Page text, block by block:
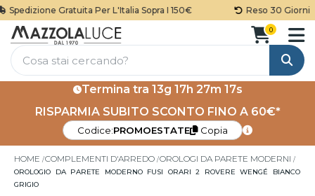
Gratuita Per L'Italia Sopra I 150€ Reso 30 Giorni
Cerca
0
Termina tra 13g 17h 27m 16s
RISPARMIA SUBITO SCONTO FINO A 60€*
Codice:PROMOESTATE Copia
HOME COMPLEMENTI D'ARREDO OROLOGI DA PARETE MODERNI
OROLOGIO DA PARETE MODERNO FUSI ORARI 2 ROVERE WENGÉ BIANCO
GRIGIO